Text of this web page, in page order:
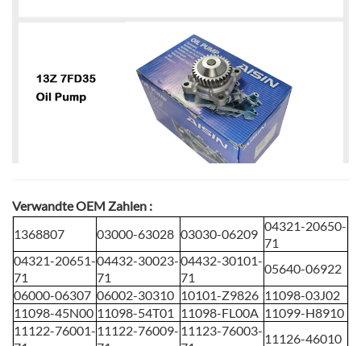
Verwandte OEM Zahlen :
1368807
03000-63028 03030-06209
04321-20650-
71
04321-20651-
71
04432-30023-
71
04432-30101-
71
05640-06922
06000-06307 06002-30310 10101-Z9826 11098-03J02
11098-45N00 11098-54T01 11098-FL00A 11099-H8910
11122-76001-11122-76009- 11123-76003-
11126-46010